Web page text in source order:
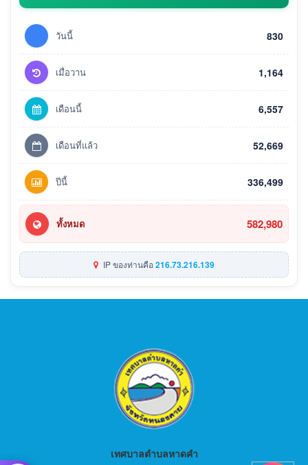
วันนี้ 830
เมื่อวาน 1,164
เดือนนี้ 6,557
เดือนที่แล้ว 52,669
ปีนี้ 336,499
ทั้งหมด 582,980
IP ของท่านคือ216.73.216.139
เทศบาลตำบลหาดคำ